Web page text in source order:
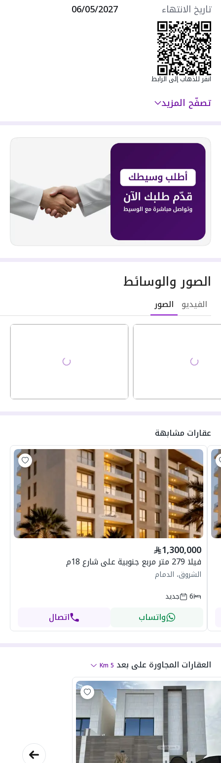
الدور الأول:
صالة – ثلاثة غرف نوم بدورات مياه مستقلة – غرفة نوم
رئيسية
السعر غير شامل ضريبة التصرفات العقارية
السعر غير شامل العمولة
تاريخ الانتهاء 06/05/2027
انقر للذهاب إلى الرابط
تصفّح المزيد
الصور والوسائط
الفيديو الصور
عقارات مشابهة
1,300,000
فيلا 279 متر مربع جنوبية على شارع 18م
الشروق، الدمام
6
جديد
واتساب اتصال
العقارات المجاورة على بعد 5
Km